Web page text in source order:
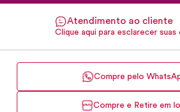
Atendimento ao cliente
Clique aqui para esclarecer suas
Compre pelo
Compre e Retire em